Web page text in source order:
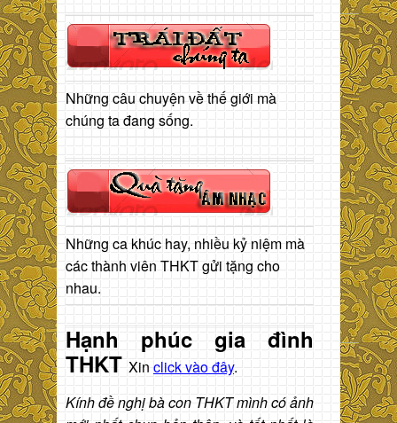
Những câu chuyện về thế giới mà
chúng ta đang sống.
Những ca khúc hay, nhiều kỷ niệm mà
các thành viên THKT gửi tặng cho
nhau.
Hạnh phúc gia đình
THKT Xin click vào đây.
Kính đề nghị bà con THKT mình có ảnh